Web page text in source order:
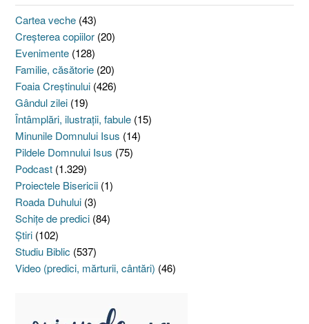
Cartea veche (43)
Creşterea copiilor (20)
Evenimente (128)
Familie, căsătorie (20)
Foaia Creştinului (426)
Gândul zilei (19)
Întâmplări, ilustraţii, fabule (15)
Minunile Domnului Isus (14)
Pildele Domnului Isus (75)
Podcast (1.329)
Proiectele Bisericii (1)
Roada Duhului (3)
Schiţe de predici (84)
Ştiri (102)
Studiu Biblic (537)
Video (predici, mărturii, cântări) (46)